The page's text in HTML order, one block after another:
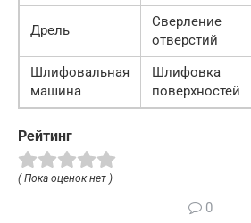
Дрель
Сверление
отверстий
Шлифовальная
машина
Шлифовка
поверхностей
Рейтинг
( Пока оценок нет )
0